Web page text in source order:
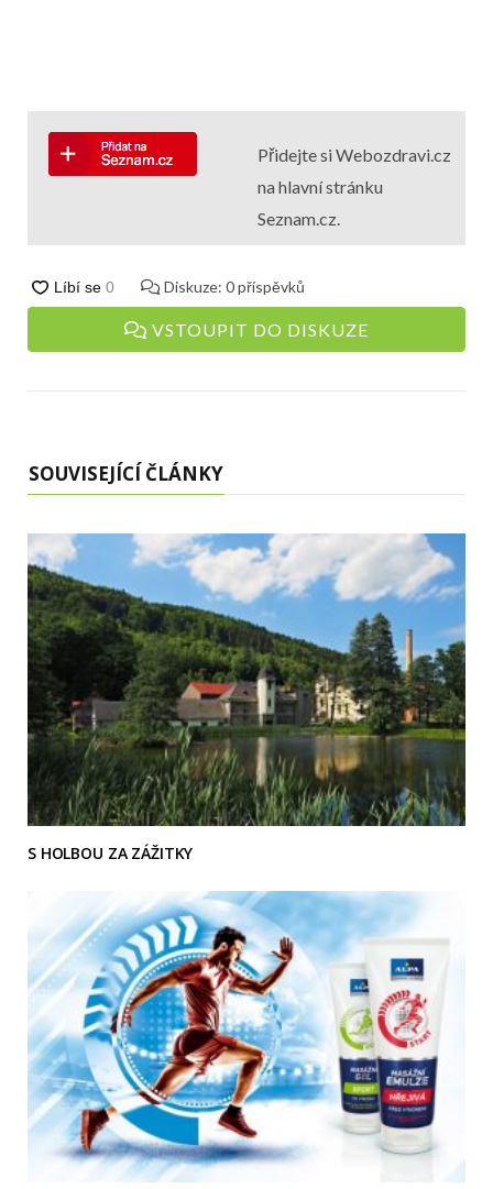
Přidejte si Webozdravi.cz
na hlavní stránku
Seznam.cz.
Diskuze: 0příspěvků
VSTOUPIT DO DISKUZE
SOUVISEJÍCÍ ČLÁNKY
S HOLBOU ZA ZÁŽITKY